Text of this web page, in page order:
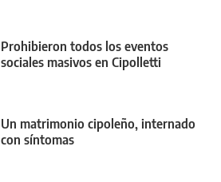
Prohibieron todos los eventos
sociales masivos en Cipolletti
Un matrimonio cipoleño, internado
con síntomas